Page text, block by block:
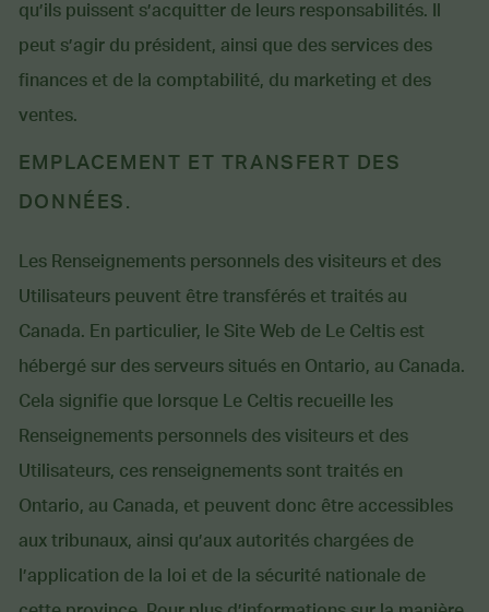
qu’ils puissent s’acquitter de leurs responsabilités. Il
peut s’agir du président, ainsi que des services des
finances et de la comptabilité, du marketing et des
ventes.
EMPLACEMENT ET TRANSFERT DES
DONNÉES.
Les Renseignements personnels des visiteurs et des
Utilisateurs peuvent être transférés et traités au
Canada. En particulier, le Site Web de Le Celtis est
hébergé sur des serveurs situés en Ontario, au Canada.
Cela signifie que lorsque Le Celtis recueille les
Renseignements personnels des visiteurs et des
Utilisateurs, ces renseignements sont traités en
Ontario, au Canada, et peuvent donc être accessibles
aux tribunaux, ainsi qu’aux autorités chargées de
l’application de la loi et de la sécurité nationale de